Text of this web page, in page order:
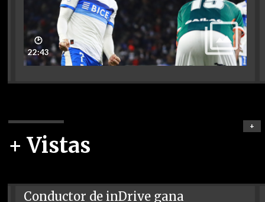
🕑
22:43
+ Vistas
+
Conductor de inDrive gana